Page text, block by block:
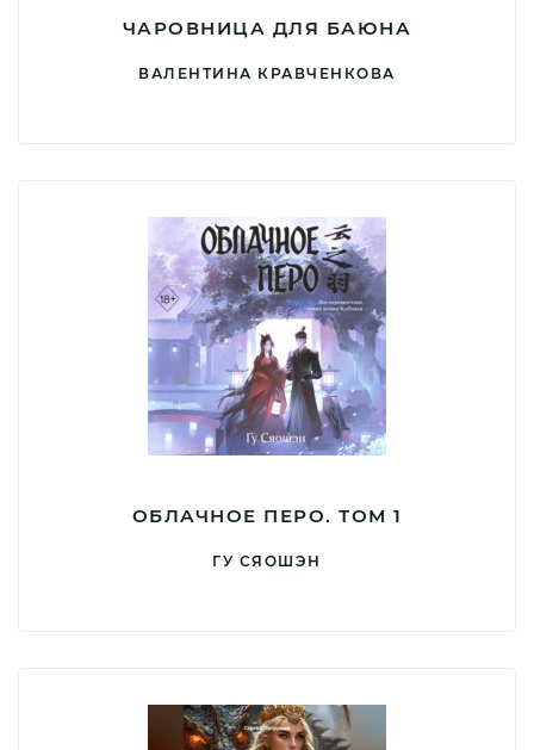
ЧАРОВНИЦА ДЛЯ БАЮНА
ВАЛЕНТИНА КРАВЧЕНКОВА
ОБЛАЧНОЕ ПЕРО. ТОМ 1
ГУ СЯОШЭН